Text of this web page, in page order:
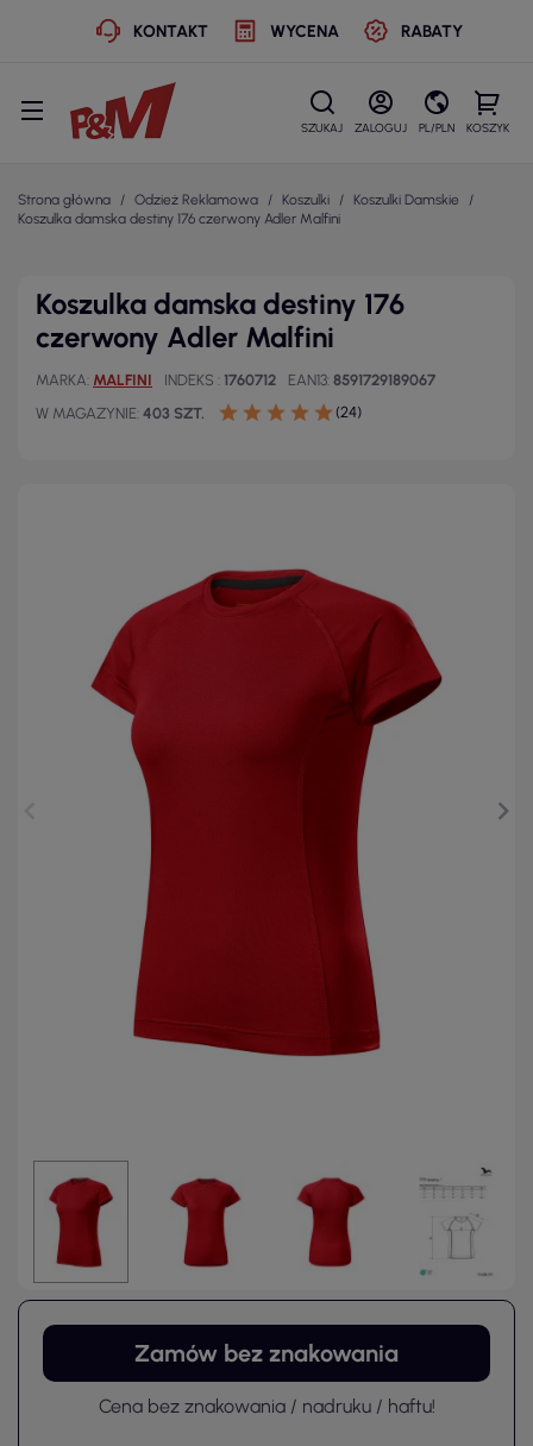
KONTAKT WYCENA RABATY
SZUKAJ ZALOGUJ PL/PLN KOSZYK
Strona główna Odzież Reklamowa Koszulki
Koszulki Damskie
Koszulka damska destiny 176 czerwony Adler Malfini
Koszulka damska destiny 176
czerwony Adler Malfini
MARKA MALFINI INDEKS 1760712 EAN13 8591729189067
W MAGAZYNIE 403 SZT. (24)
Zamów bez znakowania
Cena bez znakowania / nadruku / haftu!